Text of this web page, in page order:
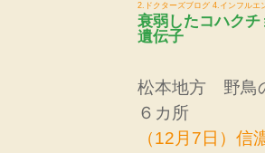
2.ドクターズブログ 4.インフルエ
衰弱したコハク
遺伝子
松本地方 野鳥
６カ所
（12月7日）信